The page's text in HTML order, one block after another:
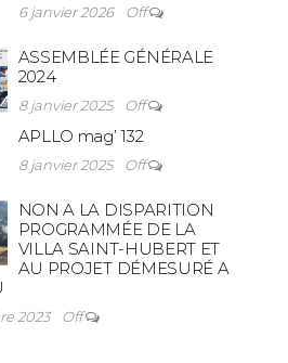
6 janvier 2026 Off
ASSEMBLÉE GÉNÉRALE
2024
8 janvier 2025 Off
APLLO mag’ 132
8 janvier 2025 Off
NON A LA DISPARITION
PROGRAMMÉE DE LA
VILLA SAINT-HUBERT ET
AU PROJET DÉMESURÉ A
2023 Off